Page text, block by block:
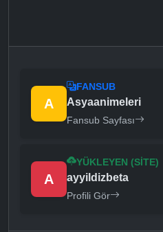
A
FANSUB
Asyaanimeleri
Fansub Sayfası
A
YÜKLEYEN (SITE)
ayyildizbeta
Profili Gör